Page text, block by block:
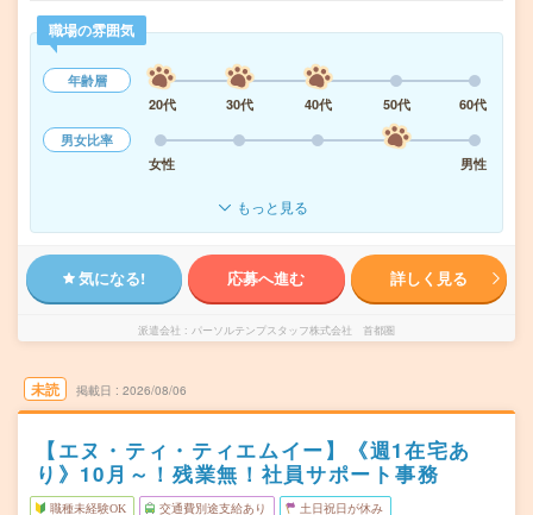
職場の雰囲気
年齢層
20代
30代 40代 50代
60代
男女比率
女性
男性
もっと見る
気になる! 応募へ進む 詳しく見る
派遣会社 パーソルテンプスタッフ株式会社 首都圏
未読 掲載日 2026/08/06
【エヌ・ティ・ティエムイー】《週1在宅あ
り》10月～！残業無！社員サポート事務
職種未経験OK 交通費別途支給あり 土日祝日が休み